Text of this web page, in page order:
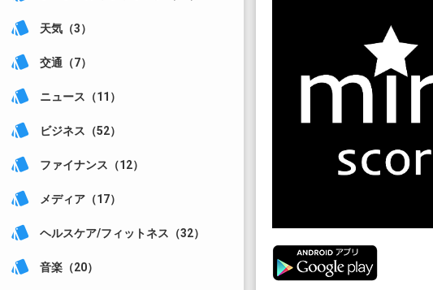
style 天気（3）
style 交通（7）
style ニュース（11）
style ビジネス（52）
style ファイナンス（12）
style メディア（17）
style ヘルスケア/フィットネス（32）
style 音楽（20）